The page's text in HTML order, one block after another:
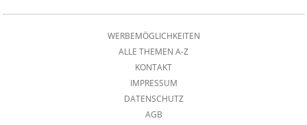
WERBEMÖGLICHKEITEN
ALLE THEMEN A-Z
KONTAKT
IMPRESSUM
DATENSCHUTZ
AGB